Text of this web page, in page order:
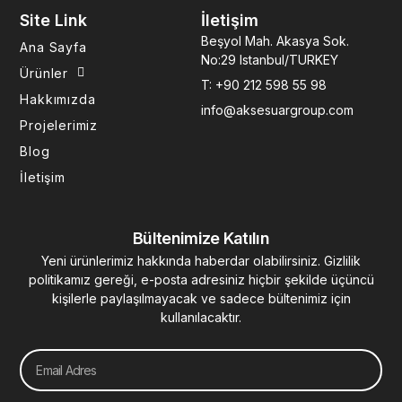
e
d
i
n
-
i
n
u
b
e
r
e
s
t
Site Link
Ana Sayfa
Ürünler
Hakkımızda
Projelerimiz
Blog
İletişim
İletişim
Beşyol Mah. Akasya Sok.
No:29 Istanbul/TURKEY
T: +90 212 598 55 98
info@aksesuargroup.com
Bültenimize Katılın
Yeni ürünlerimiz hakkında haberdar olabilirsiniz. Gizlilik
politikamız gereği, e-posta adresiniz hiçbir şekilde üçüncü
kişilerle paylaşılmayacak ve sadece bültenimiz için
kullanılacaktır.
Email